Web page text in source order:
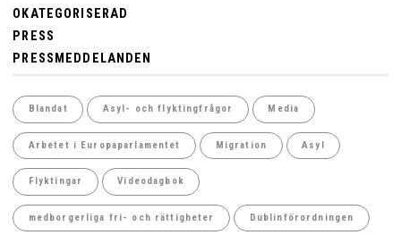
OKATEGORISERAD
PRESS
PRESSMEDDELANDEN
Blandat Asyl- och flyktingfrågor Media
Arbetet i Europaparlamentet Migration Asyl
Flyktingar Videodagbok
medborgerliga fri- och rättigheter Dublinförordningen